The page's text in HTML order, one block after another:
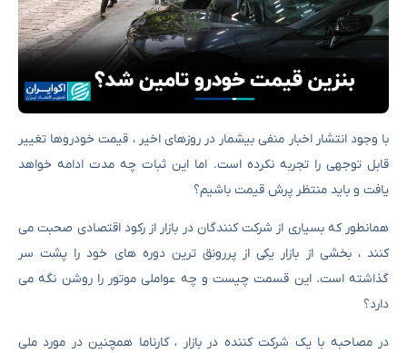
با وجود انتشار اخبار منفی بیشمار در روزهای اخیر ، قیمت خودروها تغییر
قابل توجهی را تجربه نکرده است. اما این ثبات چه مدت ادامه خواهد
یافت و باید منتظر پرش قیمت باشیم؟
همانطور که بسیاری از شرکت کنندگان در بازار از رکود اقتصادی صحبت می
کنند ، بخشی از بازار یکی از پررونق ترین دوره های خود را پشت سر
گذاشته است. این قسمت چیست و چه عواملی موتور را روشن نگه می
دارد؟
در مصاحبه با یک شرکت کننده در بازار ، کارناما همچنین در مورد ملی